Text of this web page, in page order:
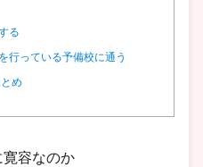
る
行っている予備校に通う
め
容なのか